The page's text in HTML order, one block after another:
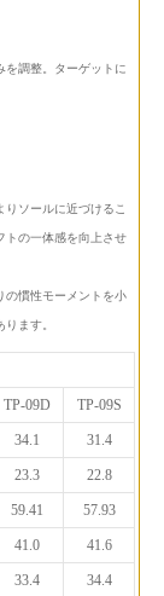
を調整。ターゲットに
ソールに近づけるこ
トの一体感を向上させ
の慣性モーメントを小
ます。
TP-09D TP-09S
34.1 31.4
23.3 22.8
59.41 57.93
41.0 41.6
33.4 34.4